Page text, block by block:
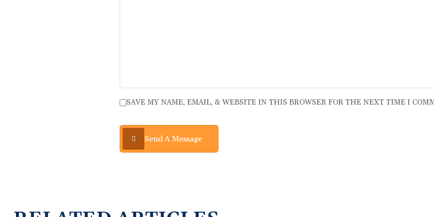
SAVE MY NAME, EMAIL, & WEBSITE IN THIS BROWSER FOR THE NEXT TIME I
Send A Message